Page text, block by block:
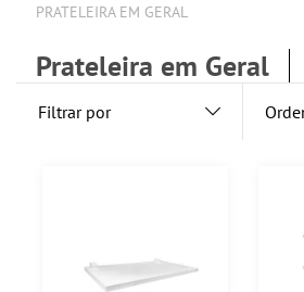
PRATELEIRA EM GERAL
Prateleira em Geral
Filtrar por